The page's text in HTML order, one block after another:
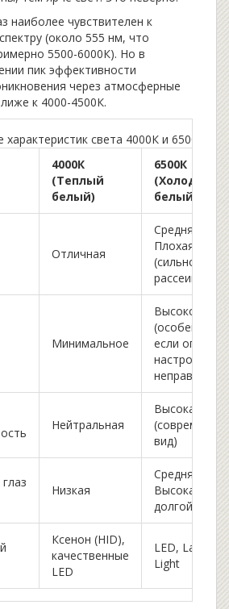
наиболее чувствителен к
(около 555 нм, что
5500-6000К). Но в
пик эффективности
через атмосферные
к 4000-4500К.
характеристик света 4000К и 6500К
4000К
(Теплый
белый)
6500К
(Холодный
белый)
Отличная
Средняя/
Плохая
(сильное
рассеивание)
Минимальное
Высокое
(особенно
если оптика
настроена
неправильно)
Нейтральная
Высокая
вид)
Низкая
Средняя/
Высокая при
долгой езде
Ксенон (HID),
качественные
LED
LED, Laser
Light